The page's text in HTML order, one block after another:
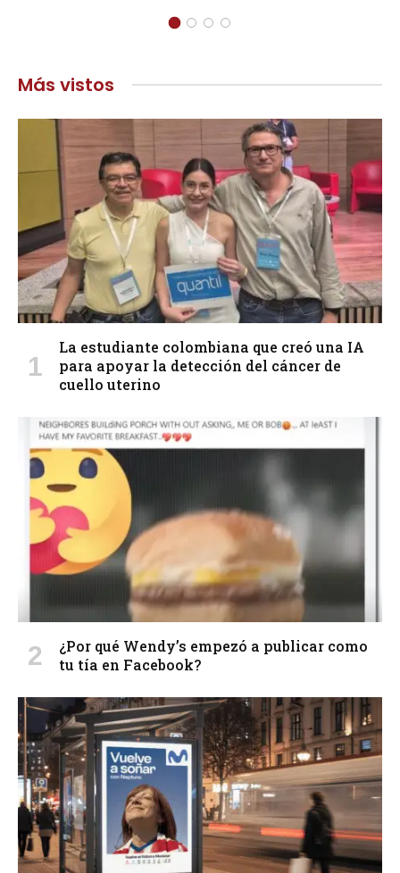
Más vistos
La estudiante colombiana que creó una IA
para apoyar la detección del cáncer de
cuello uterino
¿Por qué Wendy’s empezó a publicar como
tu tía en Facebook?